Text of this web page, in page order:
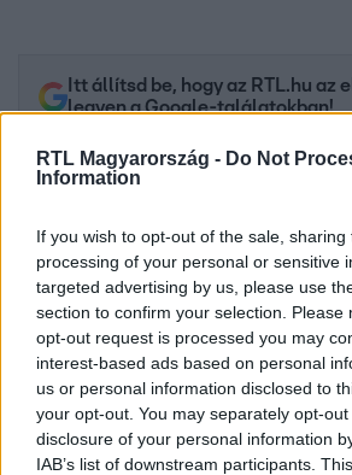
RTL Magyarország - Do Not
Information
If you wish to opt-out of the sale,
processing of your personal or sensitive
targeted advertising by us, please use
section to confirm your selection. Please
opt-out request is processed you may
interest-based ads based on personal
us or personal information disclosed to
your opt-out. You may separately opt-
disclosure of your personal information
IAB’s list of downstream participants.
Itt állítsd be, hogy az RTL.hu az
legyen a Google-találatokban!
Kövess minket, és értesülj a
Facebookon is!